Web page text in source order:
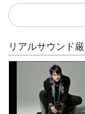
リアルサウンド